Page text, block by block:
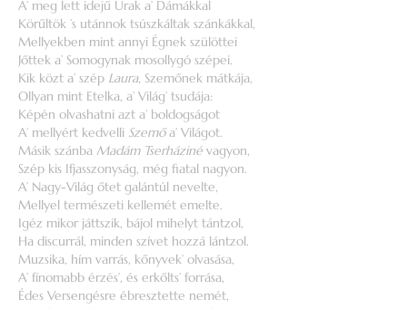
A’ meg lett idejű Urak a’ Dámákkal
Körűltök ’s utánnok tsúszkáltak szánkákkal,
Mellyekben mint annyi Égnek szülöttei
Jőttek a’ Somogynak mosollygó szépei.
Kik közt a’ szép Laura, Szemőnek mátkája,
Ollyan mint Etelka, a’ Világ’ tsudája:
Képén olvashatni azt a’ boldogságot
A’ mellyért kedvelli Szemőa’ Világot.
Másik szánba Madám Tserháziné vagyon,
Szép kis Ifjasszonyság, még fiatal nagyon.
A’ Nagy-Világ őtet galántúl nevelte,
Mellyel természeti kellemét emelte.
Igéz mikor játtszik, bájol mihelyt tántzol,
Ha discurrál, minden szívet hozzá lántzol.
Muzsika, hím varrás, kőnyvek’ olvasása,
A’ fínomabb érzés’, és erkőlts’ forrása,
Édes Versengésre ébresztette nemét,